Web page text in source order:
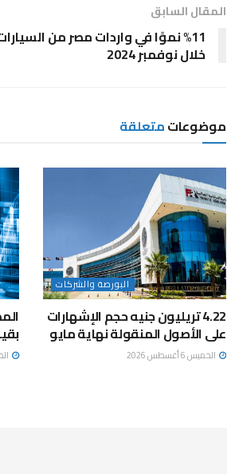
المقال السابق
%11 نموًا في واردات مصر من
خلال نوفمبر 2024
موضوعاتمتعلقة
البورصة والشركات
4.22 تريليون جنيه حجم الإشهارات
على الأصول المنقولة نهاية مايو
الخميس 6 أغسطس 2026
بقيمة 11.1